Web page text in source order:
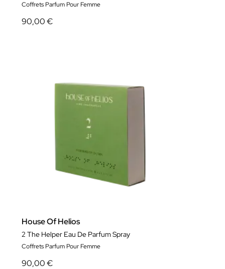
Coffrets Parfum Pour Femme
90,00 €
House Of Helios
2 The Helper Eau De Parfum Spray
Coffrets Parfum Pour Femme
90,00 €